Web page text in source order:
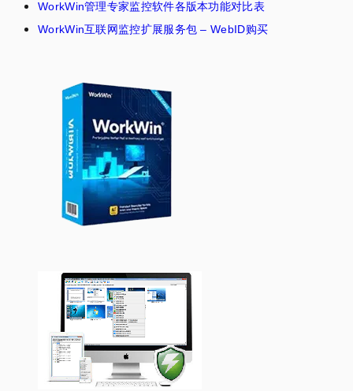
WorkWin管理专家监控软件各版本功能对比表
WorkWin互联网监控扩展服务包 – WebID购买